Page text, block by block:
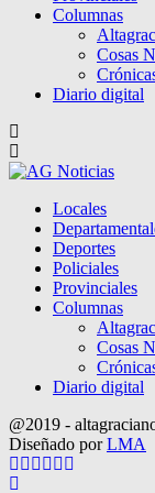
Columnas
Cosas
Diario digital
Locales
Deportes
Policiales
Provinciales
Columnas
Cosas
Diario digital
@2019 -
Diseñado porLMA
Facebook
Twitter
Instagram
Pinterest
Google